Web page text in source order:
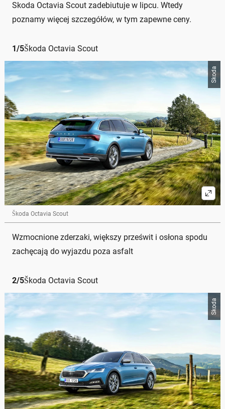
Skoda Octavia Scout zadebiutuje w lipcu. Wtedy
poznamy więcej szczegółów, w tym zapewne ceny.
1/5Škoda Octavia Scout
Skoda
Škoda Octavia Scout
Wzmocnione zderzaki, większy prześwit i osłona spodu
zachęcają do wyjazdu poza asfalt
2/5Škoda Octavia Scout
Skoda